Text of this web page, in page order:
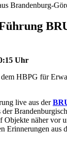
Brandenburg-
Uhr
HBPG für
live aus der
Objekte näher vor
Erinnerungen aus